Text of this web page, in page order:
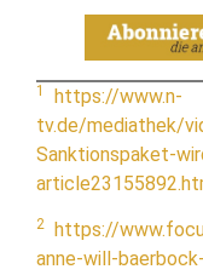
1
https://www.n-
tv.de/mediathek/
Sanktionspaket-
2
https://
anne-will-